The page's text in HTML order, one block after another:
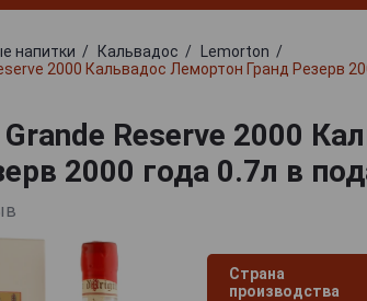
напитки Кальвадос
Lemorton
2000 Кальвадос Лемортон Гранд Резерв
Reserve 2000
2000 года 0.7л в
Страна
производства